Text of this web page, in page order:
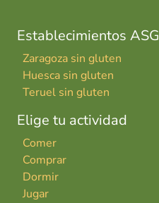
Establecimientos ASG
Zaragoza sin gluten
Huesca sin gluten
Teruel sin gluten
Elige tu actividad
Comer
Comprar
Dormir
Jugar